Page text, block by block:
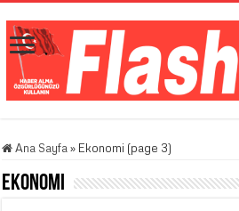
Ana Sayfa » Ekonomi (page 3)
Ekonomi